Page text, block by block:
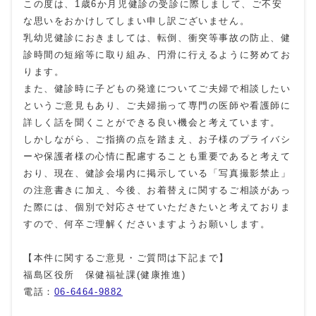
この度は、1歳6か月児健診の受診に際しまして、ご不安
な思いをおかけしてしまい申し訳ございません。
乳幼児健診におきましては、転倒、衝突等事故の防止、健
診時間の短縮等に取り組み、円滑に行えるように努めてお
ります。
また、健診時に子どもの発達についてご夫婦で相談したい
というご意見もあり、ご夫婦揃って専門の医師や看護師に
詳しく話を聞くことができる良い機会と考えています。
しかしながら、ご指摘の点を踏まえ、お子様のプライバシ
ーや保護者様の心情に配慮することも重要であると考えて
おり、現在、健診会場内に掲示している「写真撮影禁止」
の注意書きに加え、今後、お着替えに関するご相談があっ
た際には、個別で対応させていただきたいと考えておりま
すので、何卒ご理解くださいますようお願いします。
【本件に関するご意見・ご質問は下記まで】
福島区役所 保健福祉課(健康推進)
電話： 06-6464-9882